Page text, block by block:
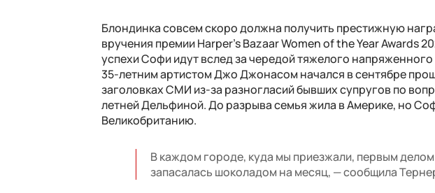
Блондинка совсем скоро должна получить престижную
вручения премии Harper's Bazaar Women of the Year Awards
успехи Софи идут вслед за чередой тяжелого
35-летним артистом Джо Джонасом начался в сентябре
заголовках СМИ из-за разногласий бывших супругов по
летней Дельфиной. До разрыва семья жила в Америке, но
Великобританию.
В каждом городе, куда мы приезжали, первым
запасалась шоколадом на месяц, — сообщила